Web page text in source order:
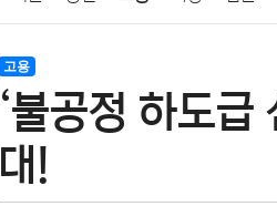
육아
기술 종교 사회 정치 건강
고용
‘불공정 하도
대!